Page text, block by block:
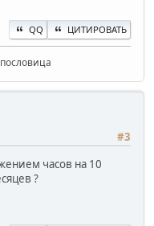
QQ ЦИТИРОВАТЬ
#3
часов на 10
?